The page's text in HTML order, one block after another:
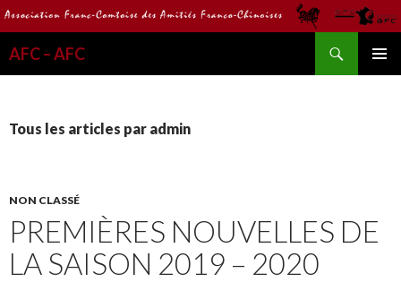
AFC – AFC
Tous les articles par admin
NON CLASSÉ
PREMIÈRES NOUVELLES DE
LA SAISON 2019 – 2020